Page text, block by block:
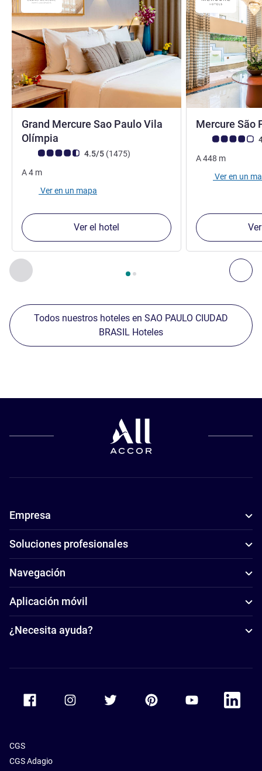
Anterior - Nuestros establecimientos cercanos
Página , Nuestros establecimientos cercanos 1 :,
Grand Mercure Sao Paulo Vila
Olímpia
Nota de clientes de Avis (Clasificación de ALL)
4.5/5 (1475opiniones
)
A4 m
Ver en un mapa
Ver el hotel
Mercure São
Nota de clientes
A448 m
Ver en un
Todos nuestros hoteles en SAO PAULO CIUDAD
BRASIL Hoteles
Empresa
Soluciones profesionales
Navegación
Aplicación móvil
¿Necesita ayuda?
Accor Facebook Accor TwitterAccor PinterestAccor Youtube
Accor
CGS
CGS Adagio